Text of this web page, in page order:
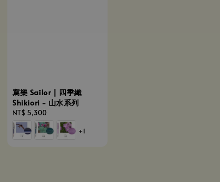
寫樂 Sailor | 四季織
Shikiori - 山水系列
Regular
price
NT$ 5,300
+1